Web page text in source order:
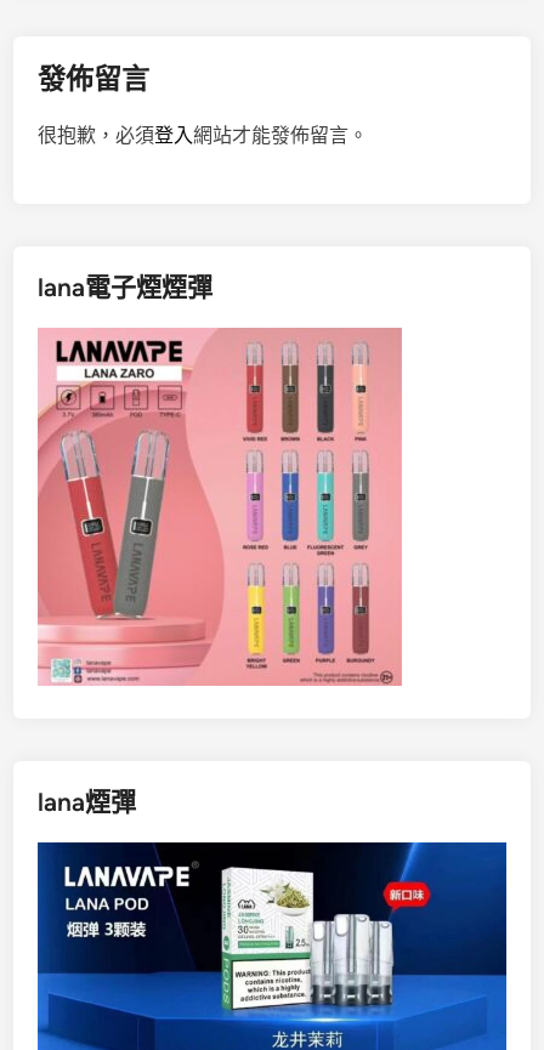
發佈留言
很抱歉，必須登入網站才能發佈留言。
lana電子煙煙彈
lana煙彈